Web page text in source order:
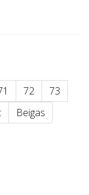
72
73
Beigas